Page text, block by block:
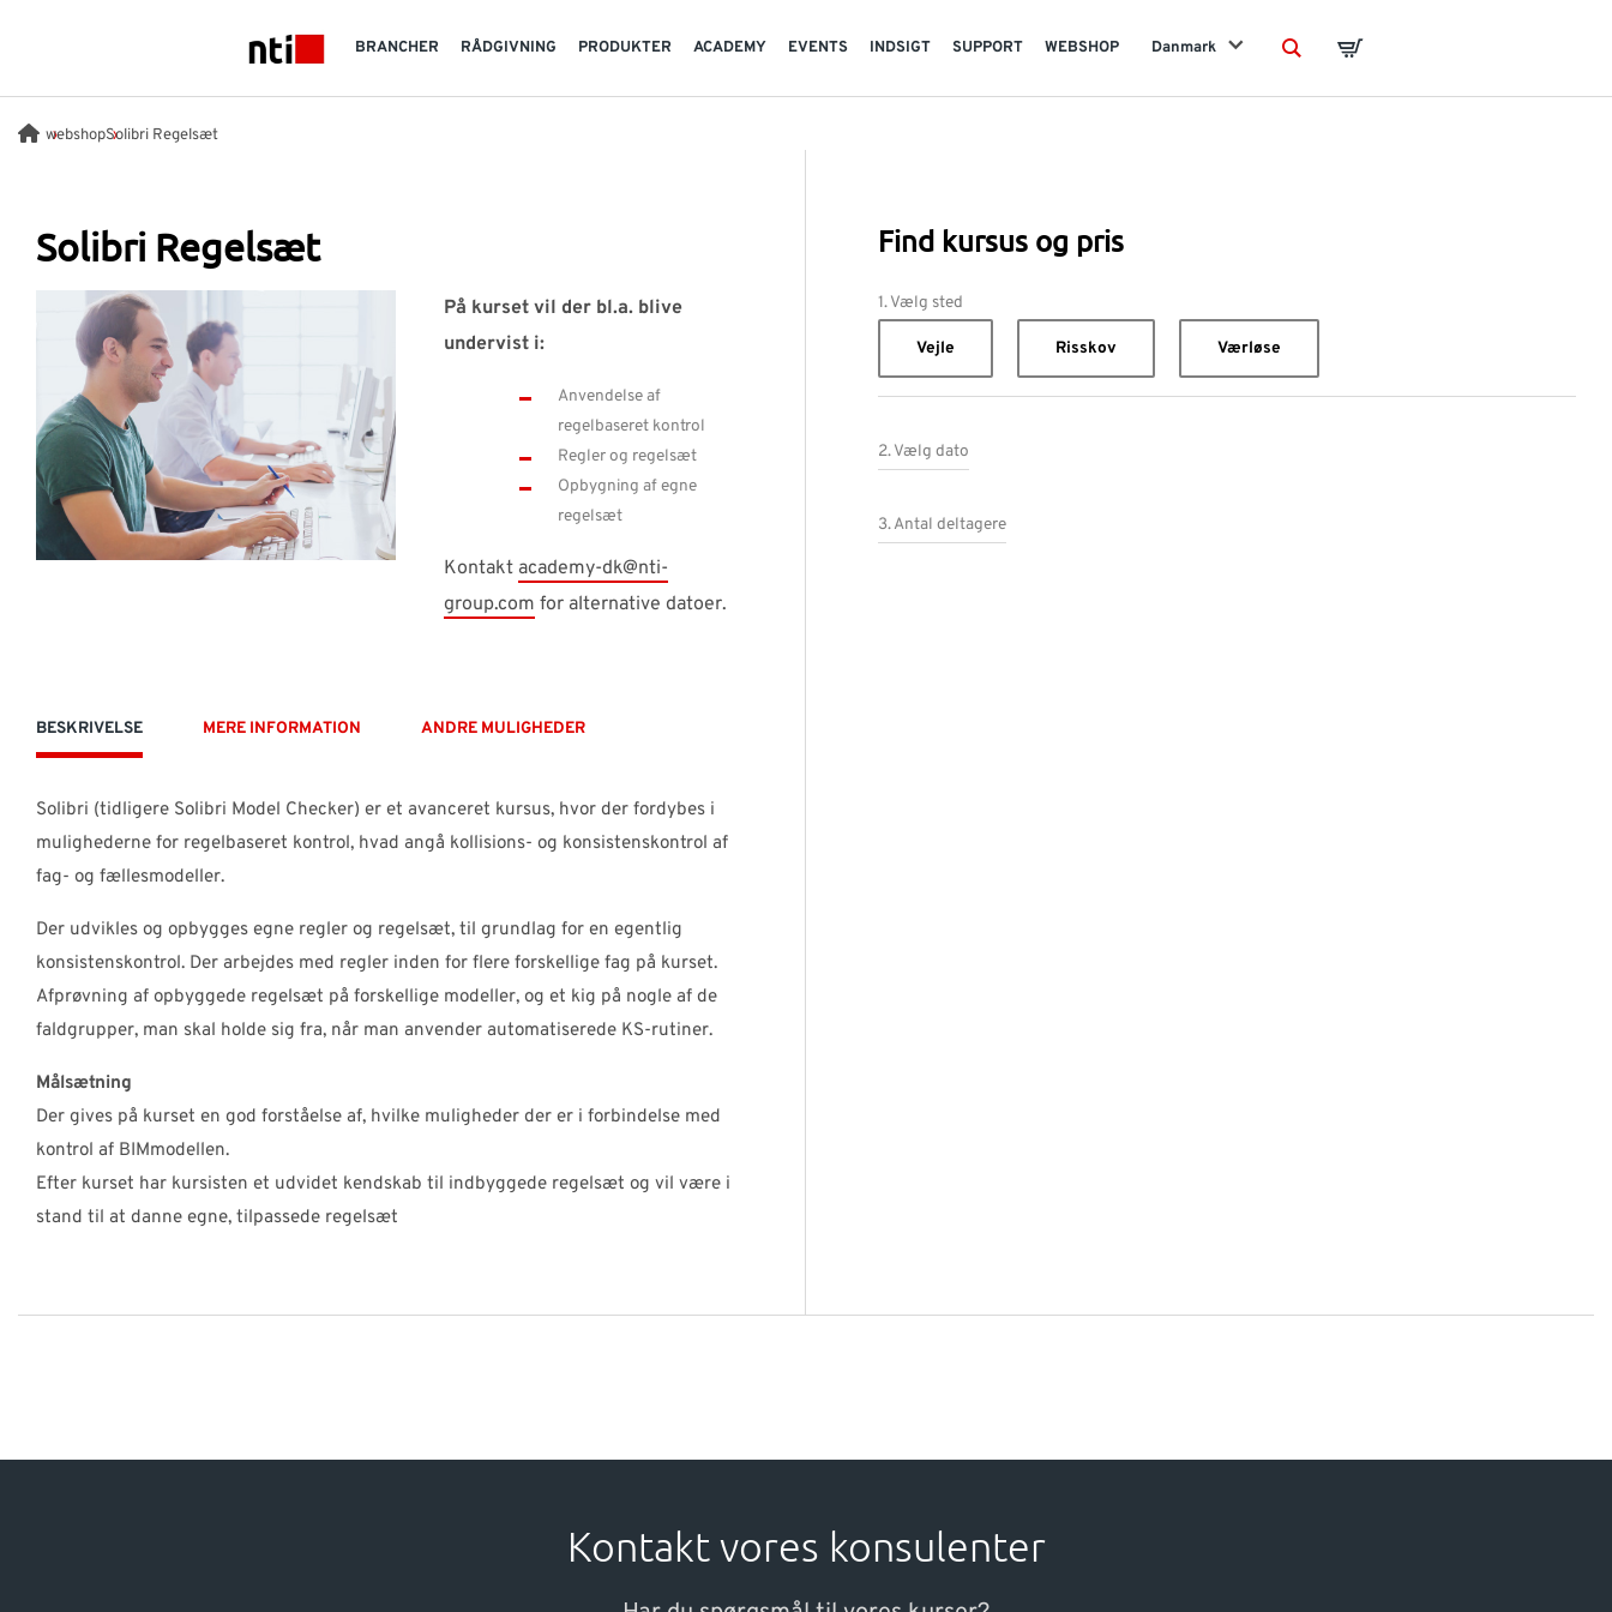
NTI logo
BRANCHER RÅDGIVNING PRODUKTER ACADEMY EVENTS INDSIGT SUPPORT WEBSHOP Danmark
SearchBasket
webshopSolibri Regelsæt
Solibri Regelsæt
På kurset vil der bl.a. blive
undervist i:
Anvendelse af
regelbaseret kontrol
Regler og regelsæt
Opbygning af egne
regelsæt
Kontakt academy-dk@nti-
group.com for alternative datoer.
BESKRIVELSE MERE INFORMATION ANDRE MULIGHEDER
Solibri (tidligere Solibri Model Checker) er et avanceret kursus, hvor der fordybes i
mulighederne for regelbaseret kontrol, hvad angå kollisions- og konsistenskontrol af
fag- og fællesmodeller.
Der udvikles og opbygges egne regler og regelsæt, til grundlag for en egentlig
konsistenskontrol. Der arbejdes med regler inden for flere forskellige fag på kurset.
Afprøvning af opbyggede regelsæt på forskellige modeller, og et kig på nogle af de
faldgrupper, man skal holde sig fra, når man anvender automatiserede KS-rutiner.
Målsætning
Der gives på kurset en god forståelse af, hvilke muligheder der er i forbindelse med
kontrol af BIMmodellen.
Efter kurset har kursisten et udvidet kendskab til indbyggede regelsæt og vil være i
stand til at danne egne, tilpassede regelsæt
Find kursus og pris
1. Vælg sted
Vejle Risskov Værløse
2. Vælg dato
3. Antal deltagere
Kontakt vores konsulenter